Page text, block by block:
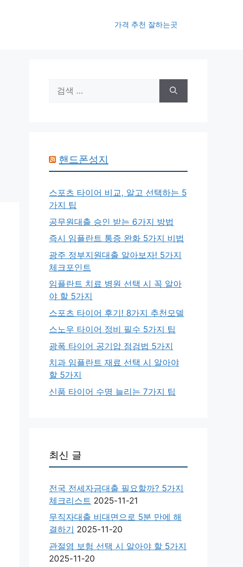
가격 추천 잘하는곳
색:
핸드폰성지
스포츠 타이어 비교, 알고 선택하는 5
가지 팁
공무원대출 승인 받는 6가지 방법
즉시 임플란트 통증 완화 5가지 비법
광주 정부지원대출 알아보자! 5가지
체크포인트
임플란트 치료 병원 선택 시 꼭 알아
야 할 5가지
스포츠 타이어 후기! 8가지 추천모델
스노우 타이어 정비 필수 5가지 팁
광폭 타이어 공기압 점검법 5가지
치과 임플란트 재료 선택 시 알아야
할 5가지
신품 타이어 수명 늘리는 7가지 팁
최신 글
전국 전세자금대출 필요할까? 5가지
체크리스트 2025-11-21
무직자대출 비대면으로 5분 만에 해
결하기 2025-11-20
관절염 보험 선택 시 알아야 할 5가지
2025-11-20